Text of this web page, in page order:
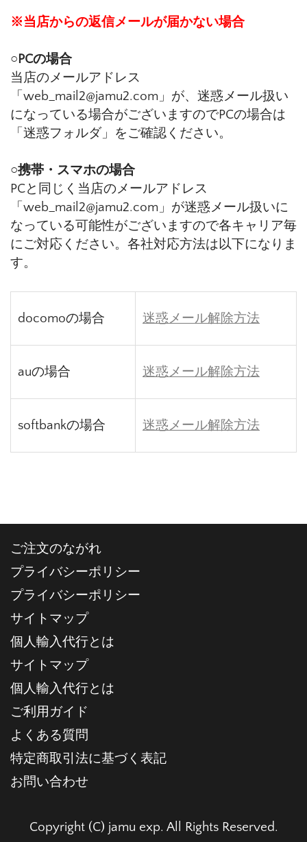
※当店からの返信メールが届かない場合
○PCの場合
当店のメールアドレス
「web_mail2@jamu2.com」が、迷惑メール扱い
になっている場合がございますのでPCの場合は
「迷惑フォルダ」をご確認ください。
○携帯・スマホの場合
PCと同じく当店のメールアドレス
「web_mail2@jamu2.com」が迷惑メール扱いに
なっている可能性がございますので各キャリア毎
にご対応ください。各社対応方法は以下になりま
す。
docomoの場合 迷惑メール解除方法
auの場合 迷惑メール解除方法
softbankの場合 迷惑メール解除方法
ご注文のながれ
プライバシーポリシー
プライバシーポリシー
サイトマップ
個人輸入代行とは
サイトマップ
個人輸入代行とは
ご利用ガイド
よくある質問
特定商取引法に基づく表記
お問い合わせ
Copyright (C) jamu exp. All Rights Reserved.